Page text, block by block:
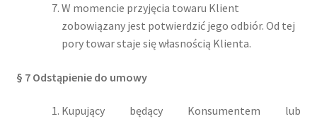
W momencie przyjęcia towaru Klient
zobowiązany jest potwierdzić jego odbiór. Od tej
pory towar staje się własnością Klienta.
§ 7 Odstąpienie do umowy
Kupujący będący Konsumentem lub